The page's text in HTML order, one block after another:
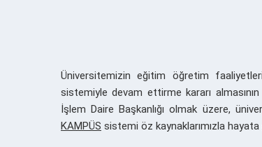
Üniversitemizin eğitim öğretim
sistemiyle devam ettirme kararı
İşlem Daire Başkanlığı olmak üzere,
KAMPÜS sistemi öz kaynaklarımızla